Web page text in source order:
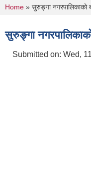
You are here
Home » सुरुङ्गा नगरपालिकाको
सुरुङ्गा
Submitted on: Wed,